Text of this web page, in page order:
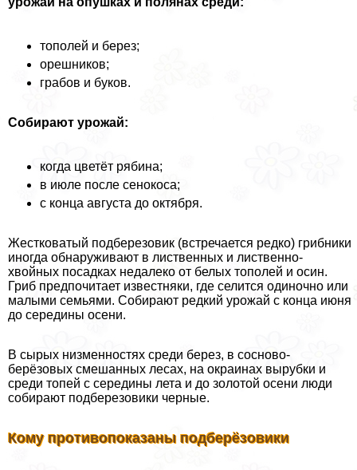
тополей и берез;
орешников;
грабов и буков.
Собирают урожай:
когда цветёт рябина;
в июле после сенокоса;
с конца августа до октября.
Жестковатый подберезовик (встречается редко) грибники
иногда обнаруживают в лиственных и лиственно-
хвойных посадках недалеко от белых тополей и осин.
Гриб предпочитает известняки, где селится одиночно или
малыми семьями. Собирают редкий урожай с конца июня
до середины осени.
В сырых низменностях среди берез, в сосново-
берёзовых смешанных лесах, на окраинах вырубки и
среди топей с середины лета и до золотой осени люди
собирают подберезовики черные.
Кому противопоказаны подберёзовики